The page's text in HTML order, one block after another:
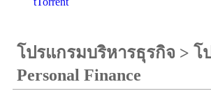
โปรแกรมบริหารธุรกิจ > โ
Personal Finance